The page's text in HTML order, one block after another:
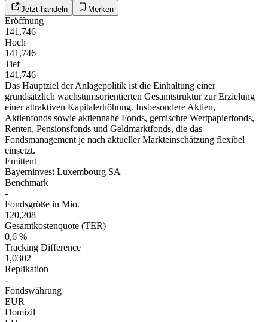
Jetzt handeln Merken
Eröffnung
141,746
Hoch
141,746
Tief
141,746
Das Hauptziel der Anlagepolitik ist die Einhaltung einer
grundsätzlich wachstumsorientierten Gesamtstruktur zur Erzielung
einer attraktiven Kapitalerhöhung. Insbesondere Aktien,
Aktienfonds sowie aktiennahe Fonds, gemischte Wertpapierfonds,
Renten, Pensionsfonds und Geldmarktfonds, die das
Fondsmanagement je nach aktueller Markteinschätzung flexibel
einsetzt.
Emittent
Bayerninvest Luxembourg SA
Benchmark
-
Fondsgröße in Mio.
120,208
Gesamtkostenquote (TER)
0,6 %
Tracking Difference
1,0302
Replikation
-
Fondswährung
EUR
Domizil